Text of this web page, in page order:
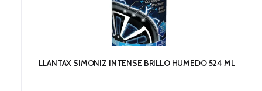
LLANTAX SIMONIZ INTENSE BRILLO HUMEDO 524 ML